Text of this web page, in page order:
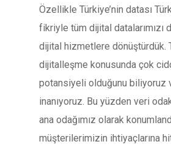
Özellikle Türkiye’nin datası
fikriyle tüm dijital datalarımızı
dijital hizmetlere dönüştürdük.
dijitalleşme konusunda çok
potansiyeli olduğunu biliyoruz
inanıyoruz. Bu yüzden veri
ana odağımız olarak
müşterilerimizin ihtiyaçlarına